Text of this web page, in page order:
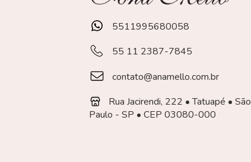
5511995680058
55 11 2387-7845
contato@anamello.com.br
Rua Jacirendi, 222 • Tatuapé • São
Paulo - SP • CEP 03080-000